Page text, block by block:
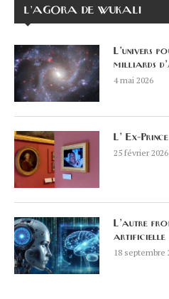
L’AGORA DE WUKALI
L’univers
milliards
4 mai 2026
L’ Ex-
25 février 2026
L’autre
artificielle
18 septembre